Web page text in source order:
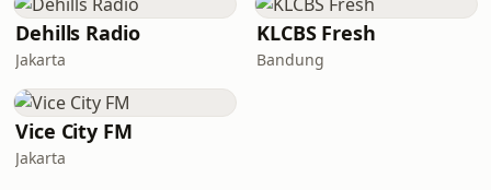
Dehills Radio
Jakarta
KLCBS Fresh
Bandung
Vice City FM
Jakarta